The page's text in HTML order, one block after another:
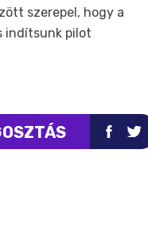
szerepel, hogy a
indítsunk pilot